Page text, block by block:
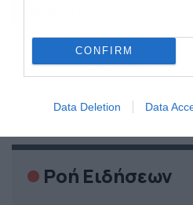
CONFIRM
Data Deletion Data
ΚΑΙΡΟΣ ΚΑΙΡΟΣ ΣΗΜΕΡΑ
Ροή Ειδήσεων